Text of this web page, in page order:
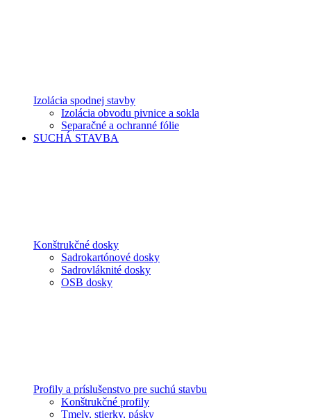
Izolácia spodnej stavby
Izolácia obvodu pivnice a sokla
Separačné a ochranné fólie
SUCHÁ STAVBA
Konštrukčné dosky
Sadrokartónové dosky
Sadrovláknité dosky
OSB dosky
Profily a príslušenstvo pre suchú stavbu
Konštrukčné profily
Tmely, stierky, pásky